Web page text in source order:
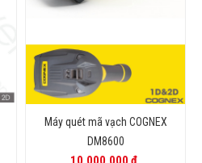
Máy quét mã vạch COGNEX
DM8600